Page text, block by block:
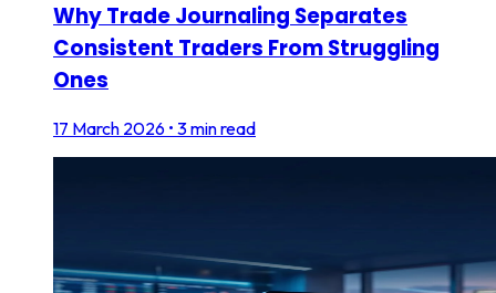
Why Trade Journaling Separates
Consistent Traders From Struggling
Ones
17 March 2026 • 3 min read